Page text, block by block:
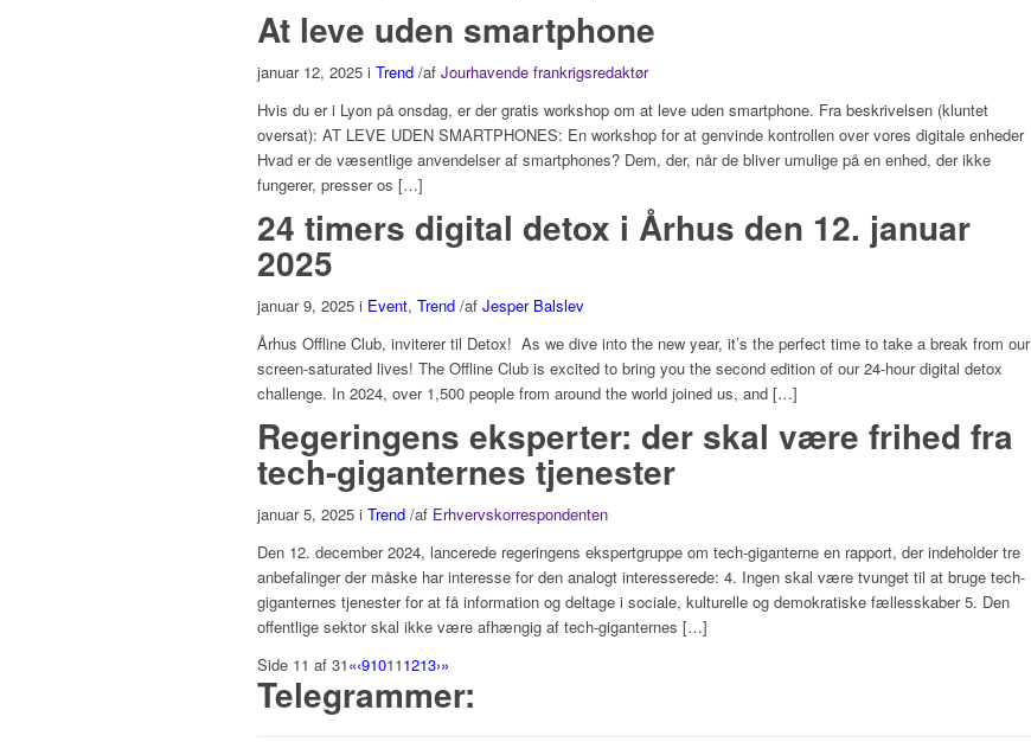
At leve uden smartphone
januar 12, 2025 i Trend /af Jourhavende frankrigsredaktør
Hvis du er i Lyon på onsdag, er der gratis workshop om at leve uden smartphone. Fra beskrivelsen (kluntet
oversat): AT LEVE UDEN SMARTPHONES: En workshop for at genvinde kontrollen over vores digitale enheder
Hvad er de væsentlige anvendelser af smartphones? Dem, der, når de bliver umulige på en enhed, der ikke
fungerer, presser os […]
24 timers digital detox i Århus den 12. januar
2025
januar 9, 2025 i Event, Trend /af Jesper Balslev
Århus Offline Club, inviterer til Detox! ​ As we dive into the new year, it’s the perfect time to take a break from our
screen-saturated lives! ​The Offline Club is excited to bring you the second edition of our 24-hour digital detox
challenge. In 2024, over 1,500 people from around the world joined us, and […]
Regeringens eksperter: der skal være frihed fra
tech-giganternes tjenester
januar 5, 2025 i Trend /af Erhvervskorrespondenten
Den 12. december 2024, lancerede regeringens ekspertgruppe om tech-giganterne en rapport, der indeholder tre
anbefalinger der måske har interesse for den analogt interesserede: 4. Ingen skal være tvunget til at bruge tech-
giganternes tjenester for at få information og deltage i sociale, kulturelle og demokratiske fællesskaber 5. Den
offentlige sektor skal ikke være afhængig af tech-giganternes […]
Side 11 af 31«‹910111213›»
Telegrammer: